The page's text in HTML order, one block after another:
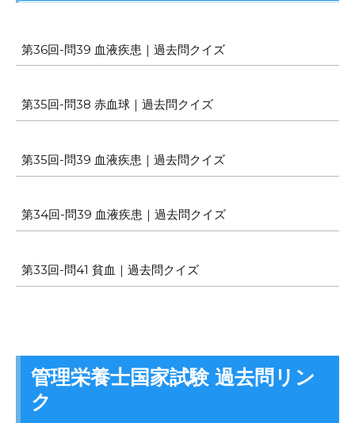
第36回-問39 血液疾患｜過去問クイズ
第35回-問38 赤血球｜過去問クイズ
第35回-問39 血液疾患｜過去問クイズ
第34回-問39 血液疾患｜過去問クイズ
第33回-問41 貧血｜過去問クイズ
管理栄養士国家試験 過去問リン
ク